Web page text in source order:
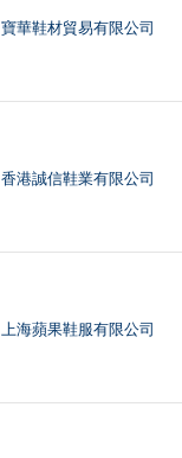
寶華鞋材貿易有限公司
香港誠信鞋業有限公司
上海蘋果鞋服有限公司